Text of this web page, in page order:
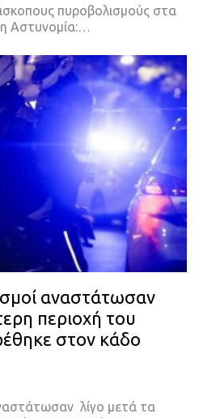
πυροβολισμούς στα
η Αστυνομία:…
αναστάτωσαν
περιοχή του
στον κάδο
λίγο μετά τα